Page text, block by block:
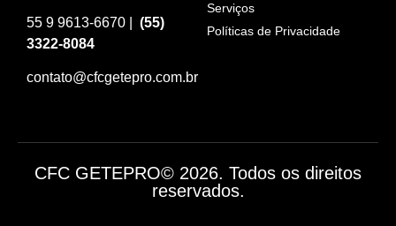
55 9 9613-6670 | (55)
3322-8084
contato@cfcgetepro.com.br
Serviços
Políticas de Privacidade
CFC GETEPRO© 2026. Todos os direitos
reservados.